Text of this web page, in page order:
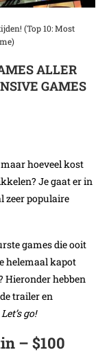
(Top 10: Most
ALLER
GAMES
hoeveel kost
Je gaat er in
zeer populaire
games die ooit
helemaal kapot
Hieronder hebben
trailer en
Let’s go!
– $100